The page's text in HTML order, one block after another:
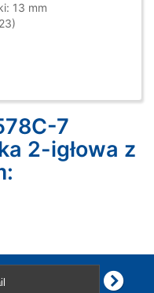
13 mm
7
2-igłowa z